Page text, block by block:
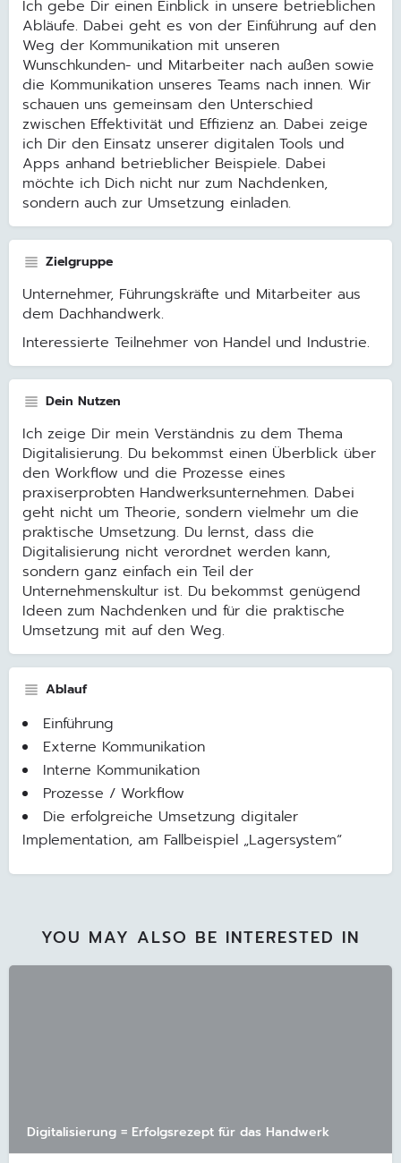
Ich gebe Dir einen Einblick in unsere betrieblichen
Abläufe. Dabei geht es von der Einführung auf den
Weg der Kommunikation mit unseren
Wunschkunden- und Mitarbeiter nach außen sowie
die Kommunikation unseres Teams nach innen. Wir
schauen uns gemeinsam den Unterschied
zwischen Effektivität und Effizienz an. Dabei zeige
ich Dir den Einsatz unserer digitalen Tools und
Apps anhand betrieblicher Beispiele. Dabei
möchte ich Dich nicht nur zum Nachdenken,
sondern auch zur Umsetzung einladen.
Zielgruppe
Unternehmer, Führungskräfte und Mitarbeiter aus
dem Dachhandwerk.
Interessierte Teilnehmer von Handel und Industrie.
Dein Nutzen
Ich zeige Dir mein Verständnis zu dem Thema
Digitalisierung. Du bekommst einen Überblick über
den Workflow und die Prozesse eines
praxiserprobten Handwerksunternehmen. Dabei
geht nicht um Theorie, sondern vielmehr um die
praktische Umsetzung. Du lernst, dass die
Digitalisierung nicht verordnet werden kann,
sondern ganz einfach ein Teil der
Unternehmenskultur ist. Du bekommst genügend
Ideen zum Nachdenken und für die praktische
Umsetzung mit auf den Weg.
Ablauf
Einführung
Externe Kommunikation
Interne Kommunikation
Prozesse / Workflow
Die erfolgreiche Umsetzung digitaler
Implementation, am Fallbeispiel „Lagersystem“
YOU MAY ALSO BE INTERESTED IN
Digitalisierung = Erfolgsrezept für das Handwerk